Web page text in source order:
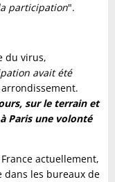
participation".
du virus,
avait été
sur le terrain et
Paris une volonté
actuellement,
les bureaux de